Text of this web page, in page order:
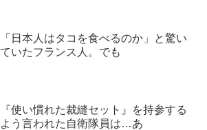
「日本人はタコを食べるのか」と驚い
ていたフランス人。でも
『使い慣れた裁縫セット』を持参する
よう言われた自衛隊員は…あ